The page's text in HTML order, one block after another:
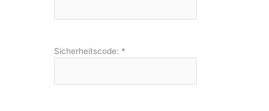
Sicherheitscode: *